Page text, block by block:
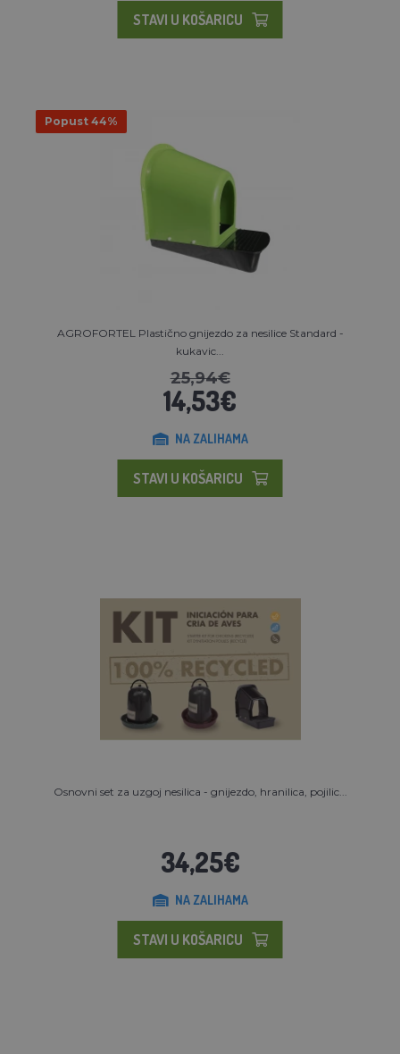
STAVI U KOŠARICU
Popust 44%
AGROFORTEL Plastično gnijezdo za nesilice Standard -
kukavic...
25,94€
14,53€
NA ZALIHAMA
STAVI U KOŠARICU
Osnovni set za uzgoj nesilica - gnijezdo, hranilica, pojilic...
34,25€
NA ZALIHAMA
STAVI U KOŠARICU